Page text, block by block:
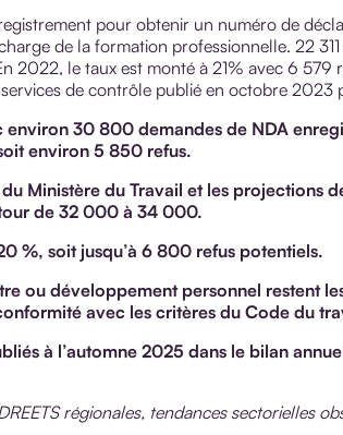
pour obtenir un numéro de
de la formation professionnelle. 22
2022, le taux est monté à 21% avec 6 579
de contrôle publié en octobre 2023
environ 30 800 demandes de NDA
environ 5 850 refus.
Ministère du Travail et les projections
de 32 000 à 34 000.
%, soit jusqu’à 6 800 refus potentiels.
ou développement personnel restent
avec les critères du Code du
à l’automne 2025 dans le bilan
régionales, tendances sectorielles